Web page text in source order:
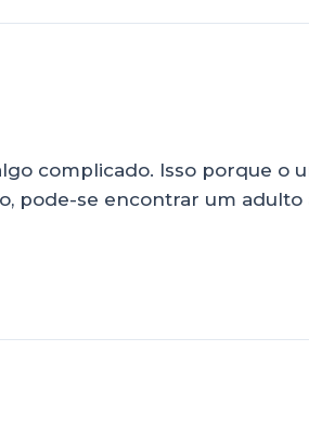
complicado. Isso porque o
pode-se encontrar um adulto